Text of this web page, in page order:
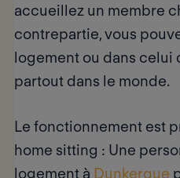
accueillez un membre
contrepartie, vous
logement ou dans celui
partout dans le monde.
Le fonctionnement est
home sitting : Une
logement à Dunkerque